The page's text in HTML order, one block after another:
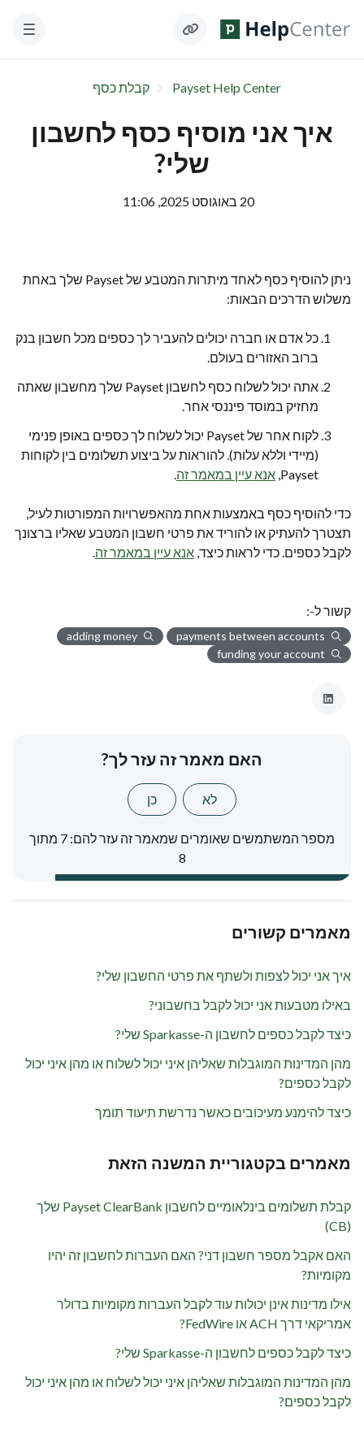
Payset Help Center קבלת כסף
איך אני מוסיף כסף לחשבון
שלי?
20 באוגוסט 2025, 11:06
ניתן להוסיף כסף לאחד מיתרות המטבע של Payset שלך באחת
משלוש הדרכים הבאות:
כל אדם או חברה יכולים להעביר לך כספים מכל חשבון בנק
ברוב האזורים בעולם.
אתה יכול לשלוח כסף לחשבון Payset שלך מחשבון שאתה
מחזיק במוסד פיננסי אחר.
לקוח אחר של Payset יכול לשלוח לך כספים באופן פנימי
(מיידי וללא עלות). להוראות על ביצוע תשלומים בין לקוחות
Payset, אנא עיין במאמר זה.
כדי להוסיף כסף באמצעות אחת מהאפשרויות המפורטות לעיל,
תצטרך להעתיק או להוריד את פרטי חשבון המטבע שאליו ברצונך
לקבל כספים. כדי לראות כיצד, אנא עיין במאמר זה.
קשור ל-:
payments between accounts
adding money
funding your account
האם מאמר זה עזר לך?
לא כן
מספר המשתמשים שאומרים שמאמר זה עזר להם: 7 מתוך
8
מאמרים קשורים
איך אני יכול לצפות ולשתף את פרטי החשבון שלי?
באילו מטבעות אני יכול לקבל בחשבוני?
כיצד לקבל כספים לחשבון ה-Sparkasse שלי?
מהן המדינות המוגבלות שאליהן איני יכול לשלוח או מהן איני יכול
לקבל כספים?
כיצד להימנע מעיכובים כאשר נדרשת תיעוד תומך
מאמרים בקטגוריית המשנה הזאת
קבלת תשלומים בינלאומיים לחשבון Payset ClearBank שלך
(CB)
האם אקבל מספר חשבון דני? האם העברות לחשבון זה יהיו
מקומיות?
אילו מדינות אינן יכולות עוד לקבל העברות מקומיות בדולר
אמריקאי דרך ACH או FedWire?
כיצד לקבל כספים לחשבון ה-Sparkasse שלי?
מהן המדינות המוגבלות שאליהן איני יכול לשלוח או מהן איני יכול
לקבל כספים?